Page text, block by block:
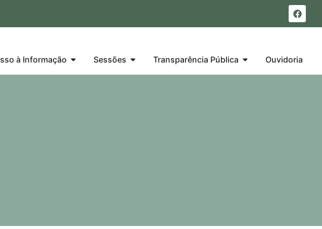
à Informação Sessões Transparência Pública Ouvidoria